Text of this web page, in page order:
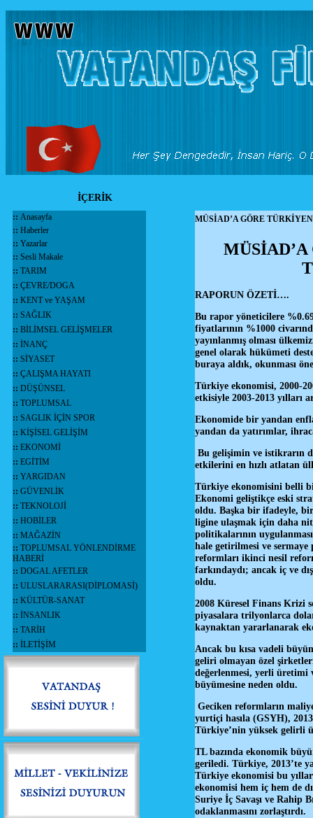
İÇERİK
:: Anasayfa
:: Haberler
:: Yazarlar
:: Sesli Makale
:: TARIM
:: ÇEVRE/DOGA
:: KENT ve YAŞAM
:: SAĞLIK
:: BİLİMSEL GELİŞMELER
:: İNANÇ
:: SİYASET
:: ÇALIŞMA HAYATI
:: DÜŞÜNSEL
:: TOPLUMSAL
:: SAGLIK İÇİN SPOR
:: KİŞİSEL GELİŞİM
:: EKONOMİ
:: EGİTİM
:: YARGIDAN
:: GÜVENLİK
:: TEKNOLOJİ
:: HOBİLER
:: MAĞAZİN
:: TOPLUMSAL YÖNLENDİRME
HABERİ
:: DOGAL AFETLER
:: ULUSLARARASI(DİPLOMASİ)
:: KÜLTÜR-SANAT
:: İNSANLIK
:: TARİH
:: İLETİŞİM
MÜSİAD’A GÖRE
RAPORUN ÖZETİ….
Bu rapor yöneticilere
fiyatlarının %1000
yayınlanmış olması
genel olarak hükümeti
buraya aldık, okunması
Türkiye ekonomisi, 2000-
etkisiyle 2003-2013 yılları
Ekonomide bir yandan
yandan da yatırımlar,
Bu gelişimin ve istikrarın
etkilerini en hızlı atlatan
Türkiye ekonomisini belli
Ekonomi geliştikçe eski
oldu. Başka bir ifadeyle,
ligine ulaşmak için daha
politikalarının
hale getirilmesi ve
reformları ikinci nesil
farkındaydı; ancak iç ve
oldu.
2008 Küresel Finans Krizi
piyasalara trilyonlarca
kaynaktan yararlanarak
Ancak bu kısa vadeli
geliri olmayan özel
değerlenmesi, yerli üretimi
büyümesine neden oldu.
Geciken reformların
yurtiçi hasıla (GSYH),
Türkiye’nin yüksek gelirli
TL bazında ekonomik
geriledi. Türkiye, 2013’te
Türkiye ekonomisi bu
ekonomisi hem iç hem de
Suriye İç Savaşı ve Rahip
odaklanmasını zorlaştırdı.